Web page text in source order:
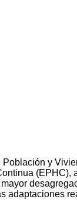
y
(EPHC),
adaptaciones